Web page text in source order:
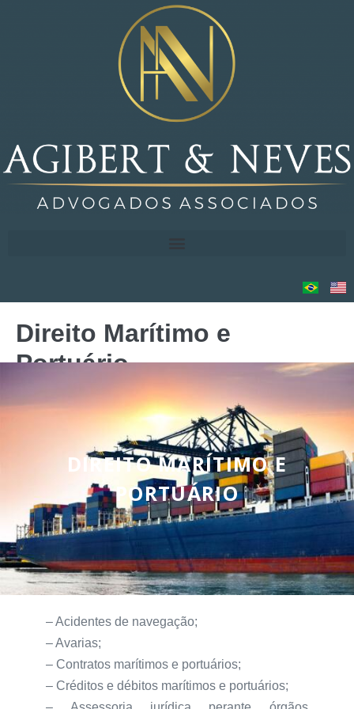
Direito Marítimo e
Portuário
DIREITO MARÍTIMO E
PORTUÁRIO
– Acidentes de navegação;
– Avarias;
– Contratos marítimos e portuários;
– Créditos e débitos marítimos e portuários;